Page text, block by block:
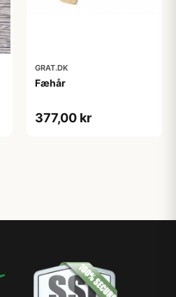
GRAT.DK
Fæhår
377,00 kr